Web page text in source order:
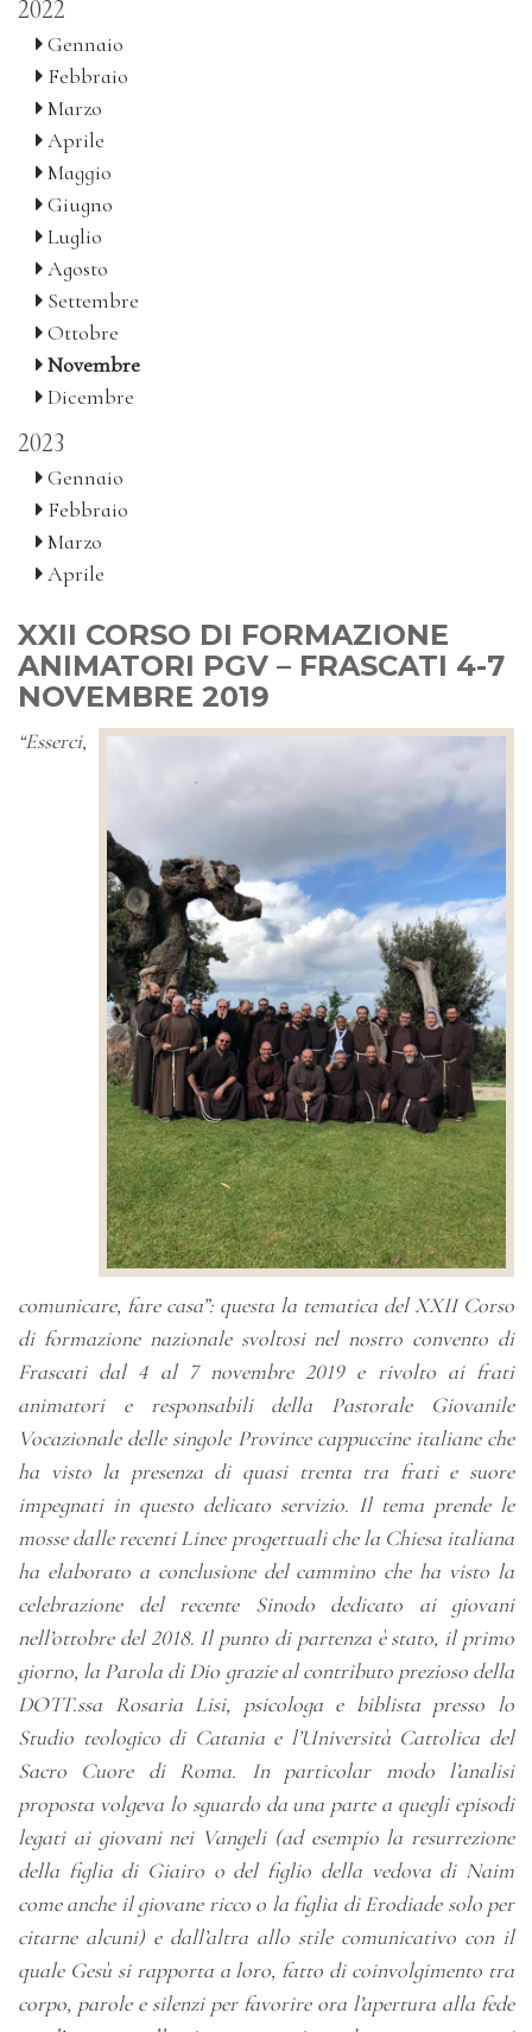
2022
Gennaio
Febbraio
Marzo
Aprile
Maggio
Giugno
Luglio
Agosto
Settembre
Ottobre
Novembre
Dicembre
2023
Gennaio
Febbraio
Marzo
Aprile
XXII CORSO DI FORMAZIONE
ANIMATORI PGV – FRASCATI 4-7
NOVEMBRE 2019
“Esserci,
comunicare, fare casa”: questa la tematica del XXII Corso
di formazione nazionale svoltosi nel nostro convento di
Frascati dal 4 al 7 novembre 2019 e rivolto ai frati
animatori e responsabili della Pastorale Giovanile
Vocazionale delle singole Province cappuccine italiane che
ha visto la presenza di quasi trenta tra frati e suore
impegnati in questo delicato servizio. Il tema prende le
mosse dalle recenti Linee progettuali che la Chiesa italiana
ha elaborato a conclusione del cammino che ha visto la
celebrazione del recente Sinodo dedicato ai giovani
nell’ottobre del 2018. Il punto di partenza è stato, il primo
giorno, la Parola di Dio grazie al contributo prezioso della
DOTT.ssa Rosaria Lisi, psicologa e biblista presso lo
Studio teologico di Catania e l’Università Cattolica del
Sacro Cuore di Roma. In particolar modo l’analisi
proposta volgeva lo sguardo da una parte a quegli episodi
legati ai giovani nei Vangeli (ad esempio la resurrezione
della figlia di Giairo o del figlio della vedova di Naim
come anche il giovane ricco o la figlia di Erodiade solo per
citarne alcuni) e dall’altra allo stile comunicativo con il
quale Gesù si rapporta a loro, fatto di coinvolgimento tra
corpo, parole e silenzi per favorire ora l’apertura alla fede